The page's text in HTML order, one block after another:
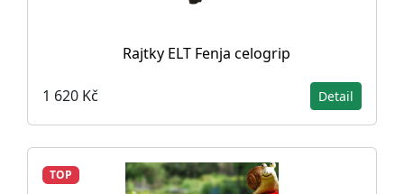
Rajtky ELT Fenja celogrip
1 620 Kč Detail
TOP